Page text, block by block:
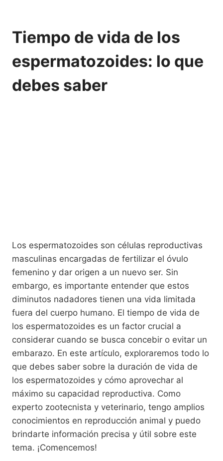
Tiempo de vida de los
espermatozoides: lo que
debes saber
Los espermatozoides son células reproductivas
masculinas encargadas de fertilizar el óvulo
femenino y dar origen a un nuevo ser. Sin
embargo, es importante entender que estos
diminutos nadadores tienen una vida limitada
fuera del cuerpo humano. El tiempo de vida de
los espermatozoides es un factor crucial a
considerar cuando se busca concebir o evitar un
embarazo. En este artículo, exploraremos todo lo
que debes saber sobre la duración de vida de
los espermatozoides y cómo aprovechar al
máximo su capacidad reproductiva. Como
experto zootecnista y veterinario, tengo amplios
conocimientos en reproducción animal y puedo
brindarte información precisa y útil sobre este
tema. ¡Comencemos!